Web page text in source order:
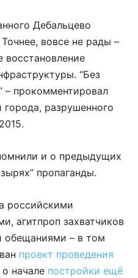
Дебальцево
вовсе не рады –
восстановление
“Без
– прокомментировал
разрушенного
и о предыдущих
пропаганды.
российскими
агитпроп захватчиков
обещаниями – в том
проект проведения
начале постройки ещё